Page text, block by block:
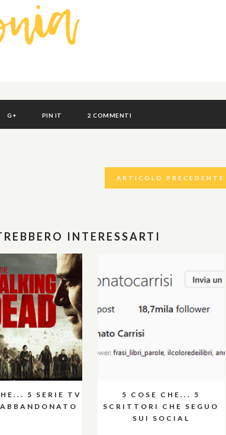
G+ PIN IT 2 COMMENTI
ARTICOLO PRECEDENTE
INTERESSARTI
5 SERIE TV
5 COSE CHE... 5
SCRITTORI CHE SEGUO
SUI SOCIAL